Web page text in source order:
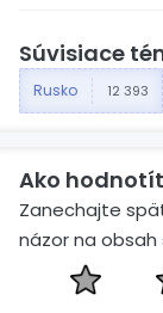
Súvisiace
Rusko 12 393
Ako
Zanechajte
názor na obsah